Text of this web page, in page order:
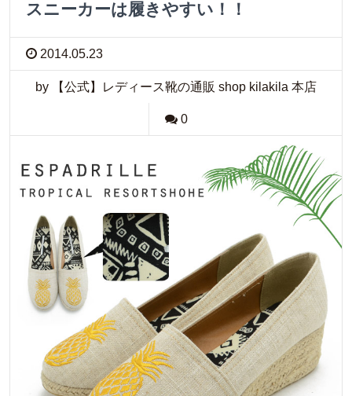
スニーカーは履きやすい！！
2014.05.23
by 【公式】レディース靴の通販 shop kilakila 本店
0